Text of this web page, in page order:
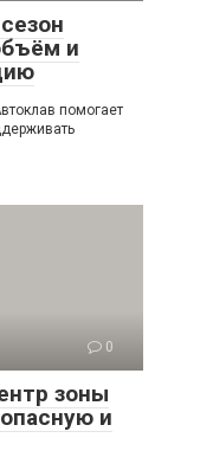
и
помогает
0
зоны
и